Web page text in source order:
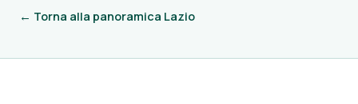
← Torna alla panoramica Lazio